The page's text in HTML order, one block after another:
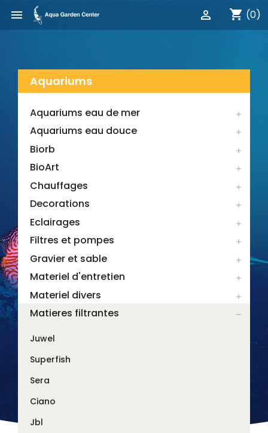
 shopping_cart (0)

Aquariums
Aquariums eau de mer 
Aquariums eau douce 
Biorb 
BioArt 
Chauffages 
Decorations 
Eclairages 
Filtres et pompes 
Gravier et sable 
Materiel d'entretien 
Materiel divers 
Matieres filtrantes 
Juwel
Superfish
Sera
Ciano
Jbl